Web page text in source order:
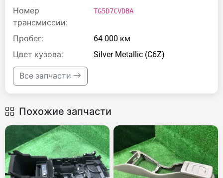
Номер
трансмиссии:
TG5D7CVDBA
Пробег:
64 000 км
Цвет кузова:
Silver Metallic (C6Z)
Все запчасти
Похожие запчасти